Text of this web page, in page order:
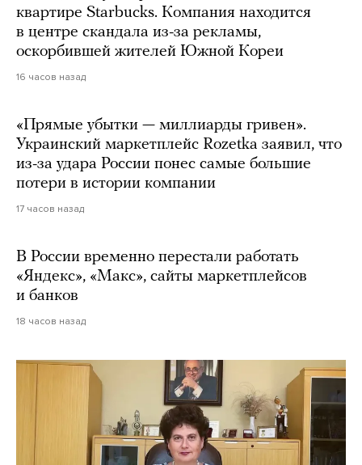
квартире Starbucks. Компания находится
в центре скандала из-за рекламы,
оскорбившей жителей Южной Кореи
16 часов назад
«Прямые убытки — миллиарды гривен».
Украинский маркетплейс Rozetka заявил, что
из-за удара России понес самые большие
потери в истории компании
17 часов назад
В России временно перестали работать
«Яндекс», «Макс», сайты маркетплейсов
и банков
18 часов назад